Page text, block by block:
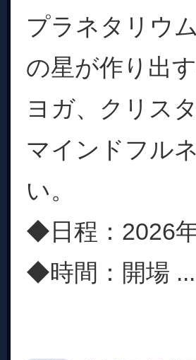
プラネタリウ
の星が作り出
ヨガ、クリス
マインドフル
い。
◆日程：2026
◆時間：開場 ...